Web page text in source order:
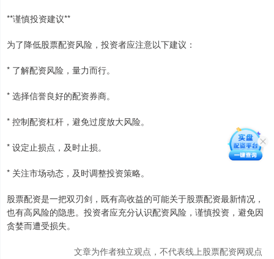
**谨慎投资建议**
为了降低股票配资风险，投资者应注意以下建议：
* 了解配资风险，量力而行。
* 选择信誉良好的配资券商。
* 控制配资杠杆，避免过度放大风险。
* 设定止损点，及时止损。
* 关注市场动态，及时调整投资策略。
股票配资是一把双刃剑，既有高收益的可能关于股票配资最新情况，
也有高风险的隐患。投资者应充分认识配资风险，谨慎投资，避免因
贪婪而遭受损失。
文章为作者独立观点，不代表线上股票配资网观点